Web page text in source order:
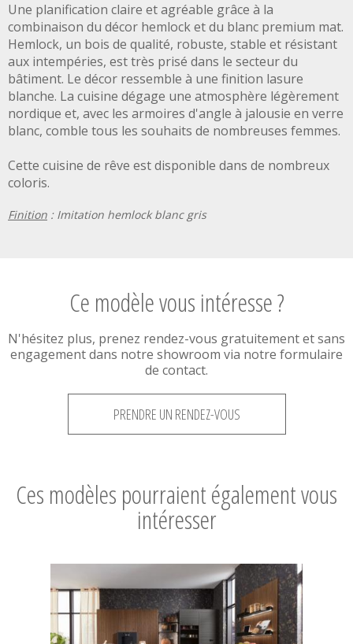
Une planification claire et agréable grâce à la
combinaison du décor hemlock et du blanc premium mat.
Hemlock, un bois de qualité, robuste, stable et résistant
aux intempéries, est très prisé dans le secteur du
bâtiment. Le décor ressemble à une finition lasure
blanche. La cuisine dégage une atmosphère légèrement
nordique et, avec les armoires d'angle à jalousie en verre
blanc, comble tous les souhaits de nombreuses femmes.
Cette cuisine de rêve est disponible dans de nombreux
coloris.
Finition : Imitation hemlock blanc gris
Ce modèle vous intéresse ?
N'hésitez plus, prenez rendez-vous gratuitement et sans
engagement dans notre showroom via notre formulaire
de contact.
PRENDRE UN RENDEZ-VOUS
Ces modèles pourraient également vous
intéresser